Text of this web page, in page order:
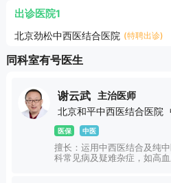
出诊医院1
北京劲松中西医结合医院 (特聘出诊)
同科室有号医生
谢云武
主治医师
北京和平中西医结合医院
医保 中医
擅长：运用中西医结合及纯
科常见病及疑难杂症，如高